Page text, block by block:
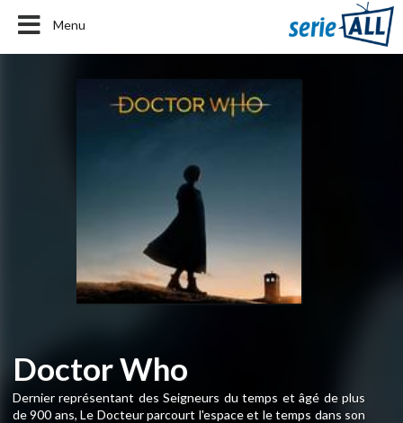
Menu
Doctor Who
Dernier représentant des Seigneurs du temps et âgé de plus
de 900 ans, Le Docteur parcourt l'espace et le temps dans son